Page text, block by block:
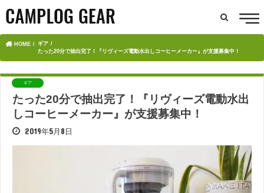
HOME
ギア
たった20分で抽出完了！『リヴィーズ電動水出しコーヒーメーカー』が支援募集中！
ギア
たった20分で抽出完了！『リヴィーズ電動水出
しコーヒーメーカー』が支援募集中！
2019年5月8日